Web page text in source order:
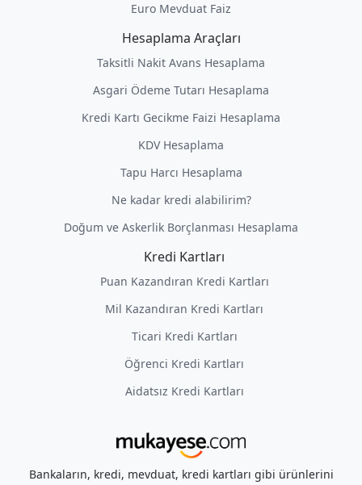
Euro Mevduat Faiz
Hesaplama Araçları
Taksitli Nakit Avans Hesaplama
Asgari Ödeme Tutarı Hesaplama
Kredi Kartı Gecikme Faizi Hesaplama
KDV Hesaplama
Tapu Harcı Hesaplama
Ne kadar kredi alabilirim?
Doğum ve Askerlik Borçlanması Hesaplama
Kredi Kartları
Puan Kazandıran Kredi Kartları
Mil Kazandıran Kredi Kartları
Ticari Kredi Kartları
Öğrenci Kredi Kartları
Aidatsız Kredi Kartları
Bankaların, kredi, mevduat, kredi kartları gibi ürünlerini